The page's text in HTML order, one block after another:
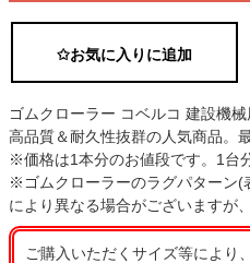
✩お気に入りに追加
ゴムクローラー コベルコ 建設機
高品質＆耐久性抜群の人気商品。
※価格は1本分のお値段です。1台
※ゴムクローラーのラグパターン(
により異なる場合がございますが
ご購入いただくサイズ等により